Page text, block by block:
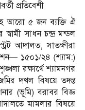
প্রতিবেশী
আরো ৫ জন ব্যক্তি ঐ
সাধন চন্দ্র মন্ডল
আদালত, সাতক্ষীরা
১৫০১/২৪ (শ্যাম:)
রক্ষার্থে শ্যামনগর
দখল বিষয়ে তদন্ত
(ভূমি) বরাবর বিজ্ঞ
মামলার বিষয়ে